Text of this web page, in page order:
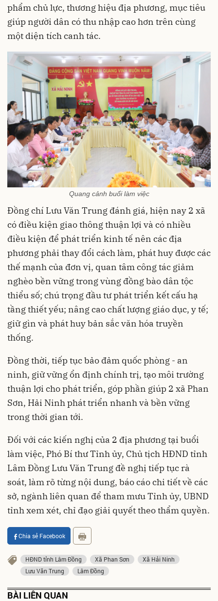
phẩm chủ lực, thương hiệu địa phương, mục tiêu
giúp người dân có thu nhập cao hơn trên cùng
một diện tích canh tác.
Quang cảnh buổi làm việc
Đồng chí Lưu Văn Trung đánh giá, hiện nay 2 xã
có điều kiện giao thông thuận lợi và có nhiều
điều kiện để phát triển kinh tế nên các địa
phương phải thay đổi cách làm, phát huy được các
thế mạnh của đơn vị, quan tâm công tác giảm
nghèo bền vững trong vùng đồng bào dân tộc
thiểu số; chú trọng đầu tư phát triển kết cấu hạ
tầng thiết yếu; nâng cao chất lượng giáo dục, y tế;
giữ gìn và phát huy bản sắc văn hóa truyền
thống.
Đồng thời, tiếp tục bảo đảm quốc phòng - an
ninh, giữ vững ổn định chính trị, tạo môi trường
thuận lợi cho phát triển, góp phần giúp 2 xã Phan
Sơn, Hải Ninh phát triển nhanh và bền vững
trong thời gian tới.
Đối với các kiến nghị của 2 địa phương tại buổi
làm việc, Phó Bí thư Tỉnh ủy, Chủ tịch HĐND tỉnh
Lâm Đồng Lưu Văn Trung đề nghị tiếp tục rà
soát, làm rõ từng nội dung, báo cáo chi tiết về các
sở, ngành liên quan để tham mưu Tỉnh ủy, UBND
tỉnh xem xét, chỉ đạo giải quyết theo thẩm quyền.
Chia sẻ Facebook
HĐND tỉnh Lâm Đồng Xã Phan Sơn
Xã Hải Ninh
Lưu Văn Trung
Lâm Đồng
BÀI LIÊN QUAN